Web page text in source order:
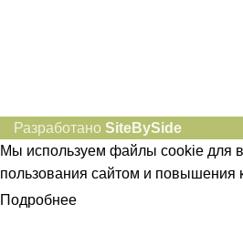
Разработано SiteBySide
Мы используем файлы cookie для
пользования сайтом и повышения
Подробнее